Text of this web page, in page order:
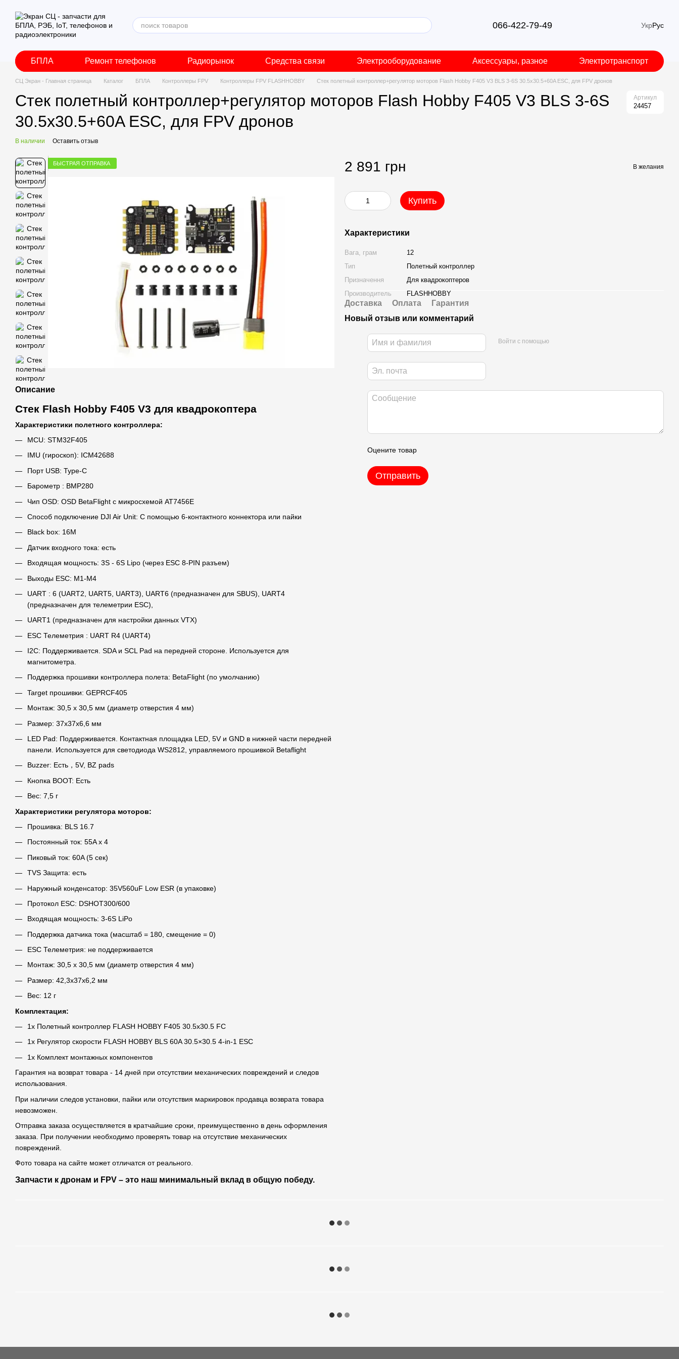
066-422-79-49 УкрРус
БПЛА Ремонт телефонов Радиорынок Средства связи Электрооборудование Аксессуары, разное Электротранспорт
СЦ Экран - Главная страница Каталог БПЛА Контроллеры FPV Контроллеры FPV FLASHHOBBY Стек полетный контроллер+регулятор моторов Flash Hobby F405 V3 BLS 3-6S 30.5x30.5+60A ESC, для FPV дронов
Стек полетный контроллер+регулятор моторов Flash Hobby F405 V3 BLS 3-6S
30.5x30.5+60A ESC, для FPV дронов
Артикул
24457
В наличии Оставить отзыв
БЫСТРАЯ ОТПРАВКА
Описание
Стек Flash Hobby F405 V3 для квадрокоптера
Характеристики полетного контроллера:
MCU: STM32F405
IMU (гироскоп): ICM42688
Порт USB: Type-C
Барометр : BMP280
Чип OSD: OSD BetaFlight с микросхемой AT7456E
Способ подключение DJI Air Unit: С помощью 6-контактного коннектора или пайки
Black box: 16M
Датчик входного тока: есть
Входящая мощность: 3S - 6S Lipo (через ESC 8-PIN разъем)
Выходы ESC: M1-M4
UART : 6 (UART2, UART5, UART3), UART6 (предназначен для SBUS), UART4
(предназначен для телеметрии ESC),
UART1 (предназначен для настройки данных VTX)
ESC Телеметрия : UART R4 (UART4)
I2C: Поддерживается. SDA и SCL Pad на передней стороне. Используется для
магнитометра.
Поддержка прошивки контроллера полета: BetaFlight (по умолчанию)
Target прошивки: GEPRCF405
Монтаж: 30,5 x 30,5 мм (диаметр отверстия 4 мм)
Размер: 37x37x6,6 мм
LED Pad: Поддерживается. Контактная площадка LED, 5V и GND в нижней части передней
панели. Используется для светодиода WS2812, управляемого прошивкой Betaflight
Buzzer: Есть，5V, BZ pads
Кнопка BOOT: Есть
Вес: 7,5 г
Характеристики регулятора моторов:
Прошивка: BLS 16.7
Постоянный ток: 55A x 4
Пиковый ток: 60A (5 сек)
TVS Защита: есть
Наружный конденсатор: 35V560uF Low ESR (в упаковке)
Протокол ESC: DSHOT300/600
Входящая мощность: 3-6S LiPo
Поддержка датчика тока (масштаб = 180, смещение = 0)
ESC Телеметрия: не поддерживается
Монтаж: 30,5 x 30,5 мм (диаметр отверстия 4 мм)
Размер: 42,3х37х6,2 мм
Вес: 12 г
Комплектация:
1х Полетный контроллер FLASH HOBBY F405 30.5x30.5 FC
1х Регулятор скорости FLASH HOBBY BLS 60A 30.5×30.5 4-in-1 ESC
1х Комплект монтажных компонентов
Гарантия на возврат товара - 14 дней при отсутствии механических повреждений и следов
использования.
При наличии следов установки, пайки или отсутствия маркировок продавца возврата товара
невозможен.
Отправка заказа осуществляется в кратчайшие сроки, преимущественно в день оформления
заказа. При получении необходимо проверять товар на отсутствие механических
повреждений.
Фото товара на сайте может отличатся от реального.
Запчасти к дронам и FPV – это наш минимальный вклад в общую победу.
2 891 грн В желания
Купить
Характеристики
Вага, грам
12
Тип
Полетный контроллер
Призначення
Для квадрокоптеров
Производитель
FLASHHOBBY
Доставка Оплата
Гарантия
Новый отзыв или комментарий
Войти с помощью
Оцените товар
Отправить